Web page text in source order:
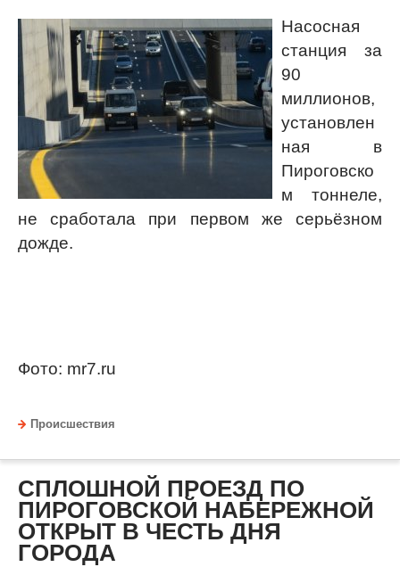
Насосная
станция за
90
миллионов,
установлен
ная в
Пироговско
м тоннеле,
не сработала при первом же серьёзном
дожде.
Фото: mr7.ru
Происшествия
СПЛОШНОЙ ПРОЕЗД ПО
ПИРОГОВСКОЙ НАБЕРЕЖНОЙ
ОТКРЫТ В ЧЕСТЬ ДНЯ
ГОРОДА